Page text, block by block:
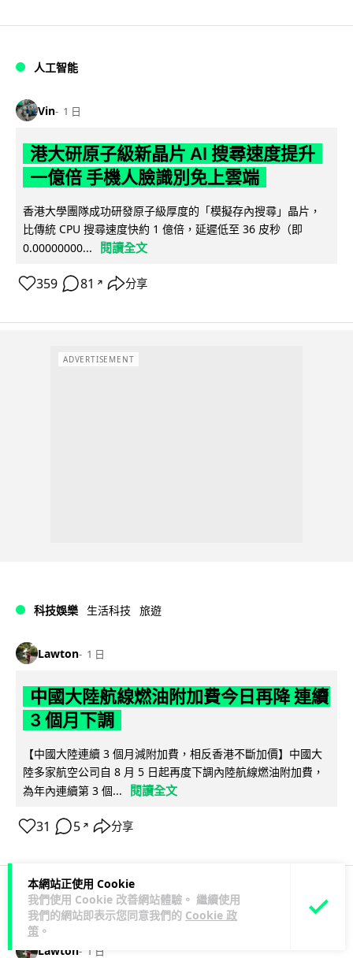
本網站正使用 Cookie
我們使用 Cookie 改善網站體驗。 繼續使用
我們的網站即表示您同意我們的 Cookie 政
策 。
人工智能
Vin 1 日
港大研原子級新晶片 AI 搜尋速度提升
一億倍 手機人臉識別免上雲端
香港大學團隊成功研發原子級厚度的「模擬存內搜尋」晶片，
比傳統 CPU 搜尋速度快約 1 億倍，延遲低至 36 皮秒（即
0.00000000...
閱讀全文
359 81 ↗ 分享
ADVERTISEMENT
科技娛樂 生活科技 旅遊
Lawton 1 日
中國大陸航線燃油附加費今日再降 連續
3 個月下調
【中國大陸連續 3 個月減附加費，相反香港不斷加價】中國大
陸多家航空公司自 8 月 5 日起再度下調內陸航線燃油附加費，
為年內連續第 3 個...
閱讀全文
31 5 ↗ 分享
科技娛樂 生活科技 區塊鏈
Lawton 1 日